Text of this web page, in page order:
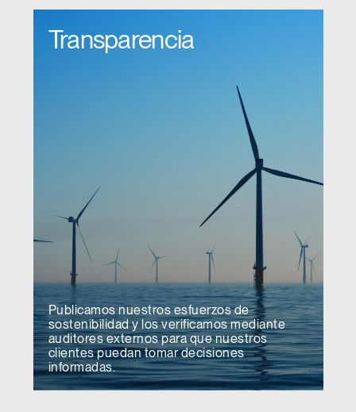
Transparencia
Publicamos nuestros esfuerzos de
sostenibilidad y los verificamos mediante
auditores externos para que nuestros
clientes puedan tomar decisiones
informadas.